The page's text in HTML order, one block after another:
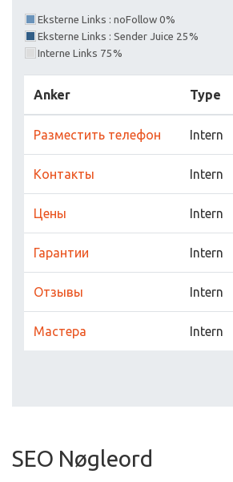
Eksterne Links : noFollow 0%
Eksterne Links : Sender Juice 25%
Interne Links 75%
Anker Type
Разместить телефон Intern
Контакты Intern
Цены Intern
Гарантии Intern
Отзывы Intern
Мастера Intern
SEO Nøgleord